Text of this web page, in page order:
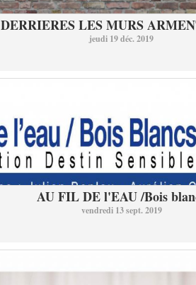
DERRIERES LES MURS
jeudi 19 déc. 2019
AU FIL DE l'EAU /Bois
vendredi 13 sept. 2019